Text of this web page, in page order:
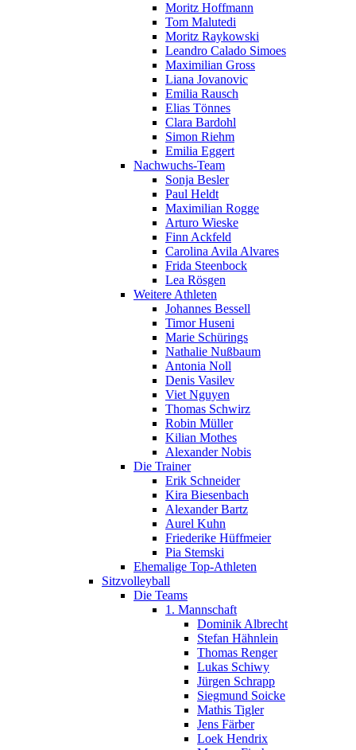
Moritz Hoffmann
Tom Malutedi
Moritz Raykowski
Leandro Calado Simoes
Maximilian Gross
Liana Jovanovic
Emilia Rausch
Elias Tönnes
Clara Bardohl
Simon Riehm
Emilia Eggert
Nachwuchs-Team
Sonja Besler
Paul Heldt
Maximilian Rogge
Arturo Wieske
Finn Ackfeld
Carolina Avila Alvares
Frida Steenbock
Lea Rösgen
Weitere Athleten
Johannes Bessell
Timor Huseni
Marie Schürings
Nathalie Nußbaum
Antonia Noll
Denis Vasilev
Viet Nguyen
Thomas Schwirz
Robin Müller
Kilian Mothes
Alexander Nobis
Die Trainer
Erik Schneider
Kira Biesenbach
Alexander Bartz
Aurel Kuhn
Friederike Hüffmeier
Pia Stemski
Ehemalige Top-Athleten
Sitzvolleyball
Die Teams
1. Mannschaft
Dominik Albrecht
Stefan Hähnlein
Thomas Renger
Lukas Schiwy
Jürgen Schrapp
Siegmund Soicke
Mathis Tigler
Jens Färber
Loek Hendrix